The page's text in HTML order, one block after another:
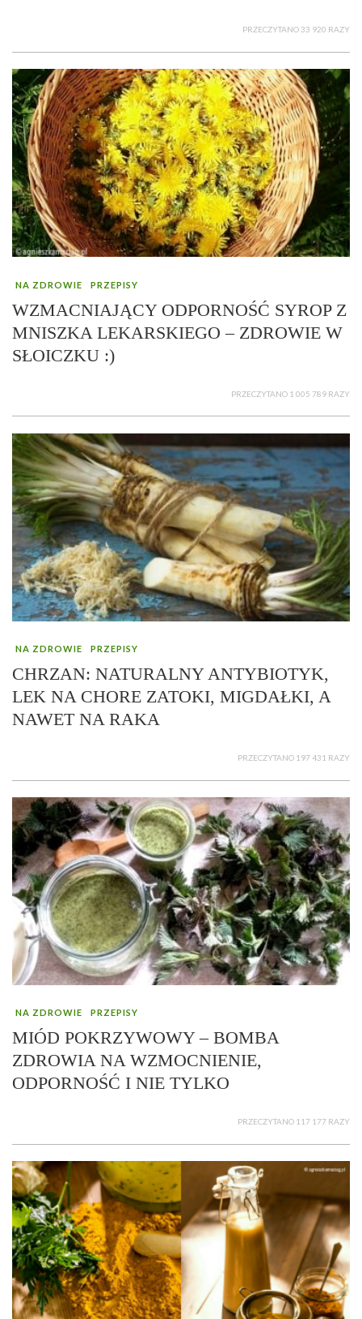
PRZECZYTANO 33 920 RAZY
NA ZDROWIE PRZEPISY
WZMACNIAJĄCY ODPORNOŚĆ SYROP Z
MNISZKA LEKARSKIEGO – ZDROWIE W
SŁOICZKU :)
PRZECZYTANO 1 005 789 RAZY
NA ZDROWIE PRZEPISY
CHRZAN: NATURALNY ANTYBIOTYK,
LEK NA CHORE ZATOKI, MIGDAŁKI, A
NAWET NA RAKA
PRZECZYTANO 197 431 RAZY
NA ZDROWIE PRZEPISY
MIÓD POKRZYWOWY – BOMBA
ZDROWIA NA WZMOCNIENIE,
ODPORNOŚĆ I NIE TYLKO
PRZECZYTANO 117 177 RAZY